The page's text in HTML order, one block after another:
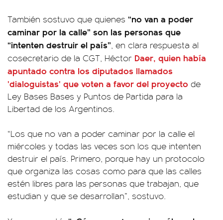
También sostuvo que quienes “no van a poder
caminar por la calle” son las personas que
“intenten destruir el país”, en clara respuesta al
cosecretario de la CGT, Héctor Daer, quien había
apuntado contra los diputados llamados
'dialoguistas' que voten a favor del proyecto de
Ley Bases Bases y Puntos de Partida para la
Libertad de los Argentinos.
“Los que no van a poder caminar por la calle el
miércoles y todas las veces son los que intenten
destruir el país. Primero, porque hay un protocolo
que organiza las cosas como para que las calles
estén libres para las personas que trabajan, que
estudian y que se desarrollan”, sostuvo.